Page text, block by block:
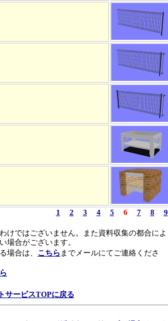
1
2 3 4 5 6 7 8 9
けではございません。また資料収集の都合によ
場合がございます。
場合は、 こちら までメールにてご連絡くださ
サービスTOPに戻る